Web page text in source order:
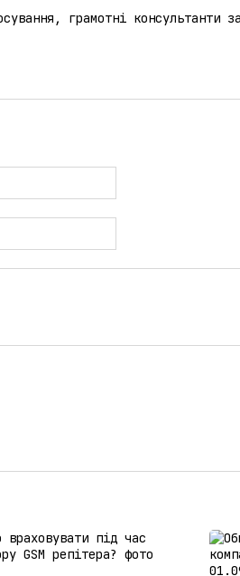
грамотні консультанти